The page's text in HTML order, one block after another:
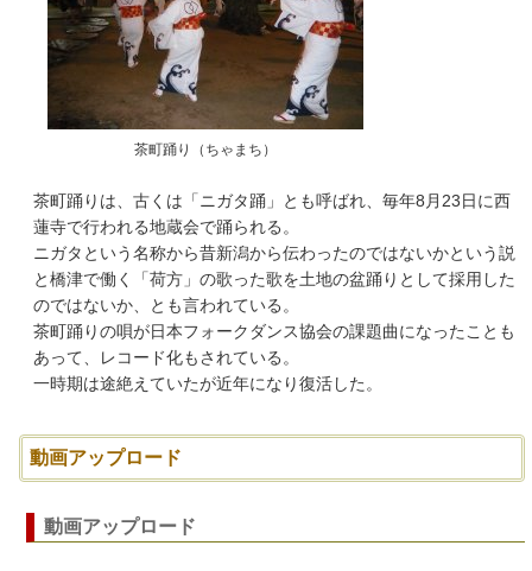
茶町踊り（ちゃまち）
茶町踊りは、古くは「ニガタ踊」とも呼ばれ、毎年8月23日に西
蓮寺で行われる地蔵会で踊られる。
ニガタという名称から昔新潟から伝わったのではないかという説
と橋津で働く「荷方」の歌った歌を土地の盆踊りとして採用した
のではないか、とも言われている。
茶町踊りの唄が日本フォークダンス協会の課題曲になったことも
あって、レコード化もされている。
一時期は途絶えていたが近年になり復活した。
動画アップロード
動画アップロード